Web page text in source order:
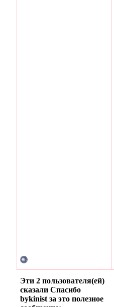
Эти 2 пользователя(ей)
сказали Спасибо
bykinist за это полезное